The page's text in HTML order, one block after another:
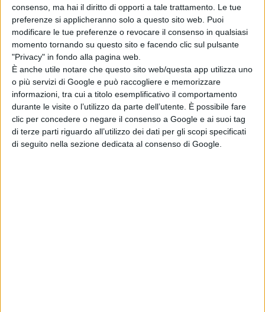
consenso, ma hai il diritto di opporti a tale trattamento. Le tue
preferenze si applicheranno solo a questo sito web. Puoi
modificare le tue preferenze o revocare il consenso in qualsiasi
momento tornando su questo sito e facendo clic sul pulsante
"Privacy" in fondo alla pagina web.
È anche utile notare che questo sito web/questa app utilizza uno
o più servizi di Google e può raccogliere e memorizzare
informazioni, tra cui a titolo esemplificativo il comportamento
durante le visite o l’utilizzo da parte dell’utente. È possibile fare
clic per concedere o negare il consenso a Google e ai suoi tag
di terze parti riguardo all’utilizzo dei dati per gli scopi specificati
di seguito nella sezione dedicata al consenso di Google.
SPORT
Australian Open, Anna Kalinskaya si ritira